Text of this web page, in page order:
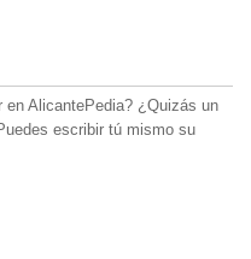
en AlicantePedia? ¿Quizás un
escribir tú mismo su